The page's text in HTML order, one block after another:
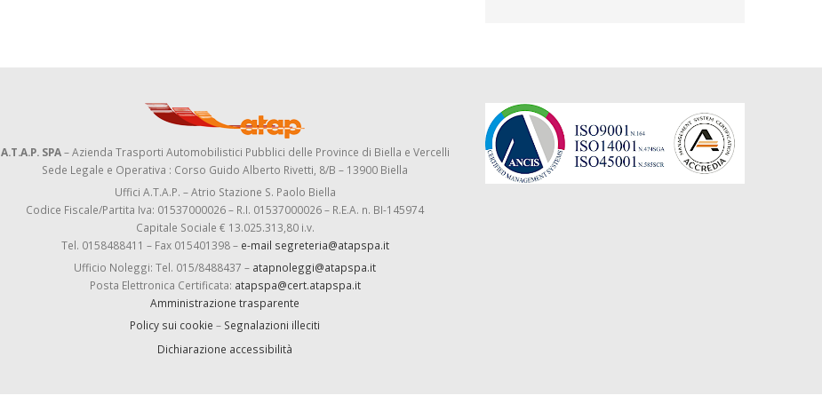
A.T.A.P. SPA– Azienda Trasporti Automobilistici Pubblici delle Province di Biella e Vercelli
Sede Legale e Operativa : Corso Guido Alberto Rivetti, 8/B – 13900 Biella
Uffici A.T.A.P. – Atrio Stazione S. Paolo Biella
Codice Fiscale/Partita Iva: 01537000026 – R.I. 01537000026 – R.E.A. n. BI-145974
Capitale Sociale € 13.025.313,80 i.v.
Tel. 0158488411 – Fax 015401398 – e-mail segreteria@atapspa.it
Ufficio Noleggi: Tel. 015/8488437 – atapnoleggi@atapspa.it
Posta Elettronica Certificata: atapspa@cert.atapspa.it
Amministrazione trasparente
Policy sui cookie – Segnalazioni illeciti
Dichiarazione accessibilità